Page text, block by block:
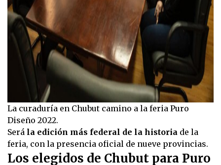
La curaduría en Chubut camino a la feria Puro
Diseño 2022.
Será la edición más federal de la historia de la
feria, con la presencia oficial de nueve provincias.
Los elegidos de Chubut para Puro